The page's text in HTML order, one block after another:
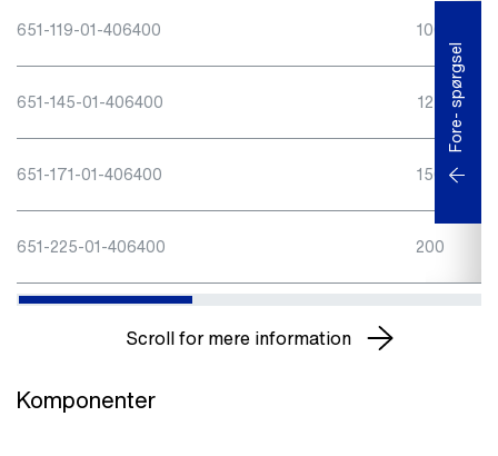
651-119-01-406400 100
651-145-01-406400 125
651-171-01-406400 150
651-225-01-406400 200
Fore- spørgsel
Scroll for mere information
Komponenter